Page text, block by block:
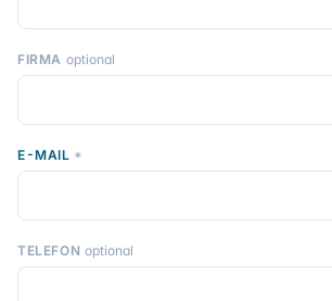
FIRMA optional
E-MAIL *
TELEFON optional